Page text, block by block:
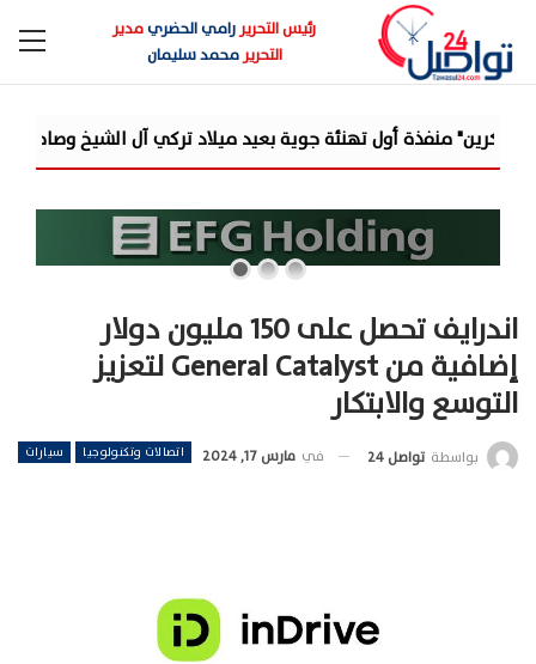
رئيس التحريررامي الحضريمدير
التحريرمحمد سليمان
بعيد ميلاد تركي آل الشيخ وصاحب... «مرصد الذهب»: ارتفاعات
اندرايف تحصل على 150 مليون دولار
إضافية من General Catalyst لتعزيز
التوسع والابتكار
اتصالات وتكنولوجيا سيارات بواسطة تواصل 24 في مارس 17, 2024